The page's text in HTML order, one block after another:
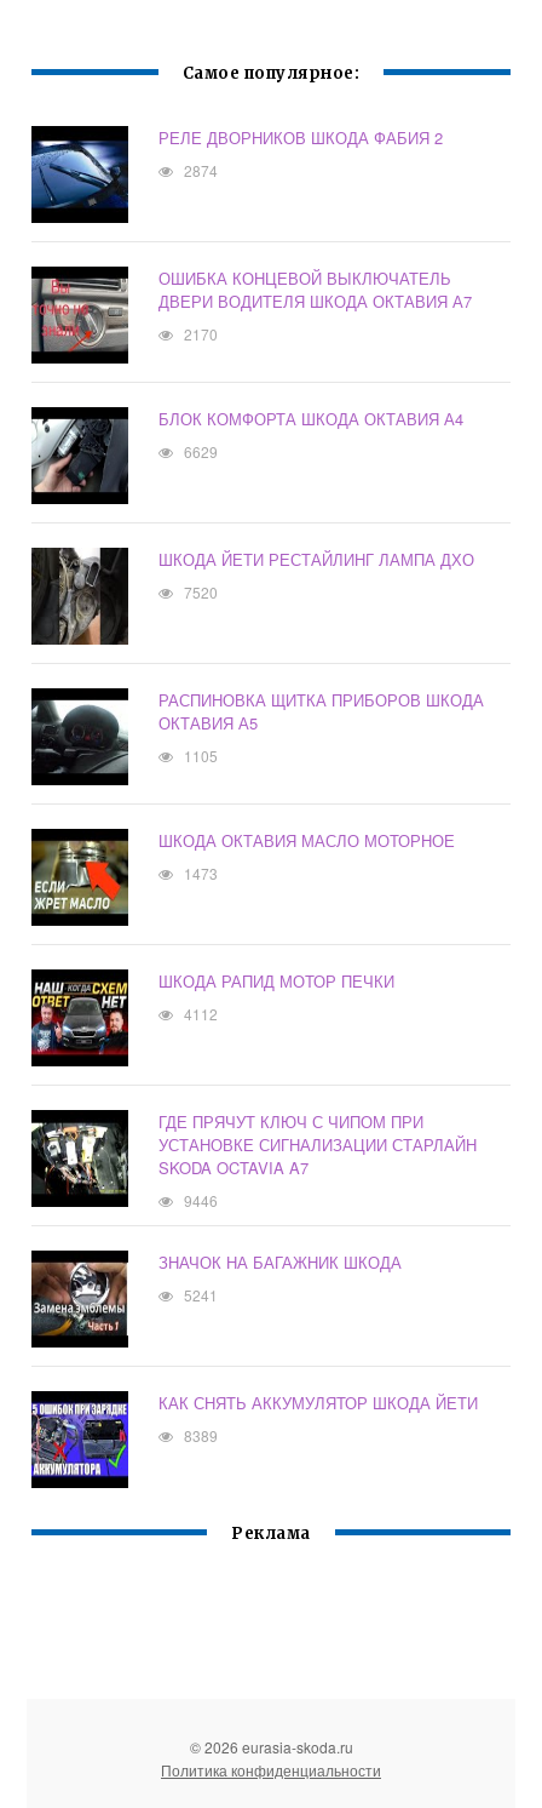
Самое популярное:
РЕЛЕ ДВОРНИКОВ ШКОДА ФАБИЯ 2
2874
ОШИБКА КОНЦЕВОЙ ВЫКЛЮЧАТЕЛЬ
ДВЕРИ ВОДИТЕЛЯ ШКОДА ОКТАВИЯ А7
2170
БЛОК КОМФОРТА ШКОДА ОКТАВИЯ А4
6629
ШКОДА ЙЕТИ РЕСТАЙЛИНГ ЛАМПА ДХО
7520
РАСПИНОВКА ЩИТКА ПРИБОРОВ ШКОДА
ОКТАВИЯ А5
1105
ШКОДА ОКТАВИЯ МАСЛО МОТОРНОЕ
1473
ШКОДА РАПИД МОТОР ПЕЧКИ
4112
ГДЕ ПРЯЧУТ КЛЮЧ С ЧИПОМ ПРИ
УСТАНОВКЕ СИГНАЛИЗАЦИИ СТАРЛАЙН
SKODA OCTAVIA A7
9446
ЗНАЧОК НА БАГАЖНИК ШКОДА
5241
КАК СНЯТЬ АККУМУЛЯТОР ШКОДА ЙЕТИ
8389
Реклама
© 2026 eurasia-skoda.ru
Политика конфиденциальности